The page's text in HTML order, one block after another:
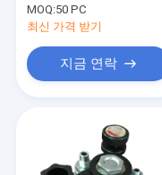
품질 관리
연락주세요
인용문을 요구하세요
MOQ:50 PC
최신 가격 받기
지금 연락